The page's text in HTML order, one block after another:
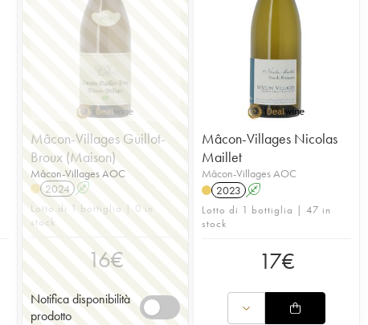
Mâcon-Villages Guillot-
Broux (Maison)
Mâcon-Villages AOC
2024 A
Lotto di 1 bottiglia | 0 in
stock
16€
Notifica disponibilità
prodotto
Mâcon-Villages Nicolas
Maillet
Mâcon-Villages AOC
2023 A
Lotto di 1 bottiglia | 47 in
stock
17€